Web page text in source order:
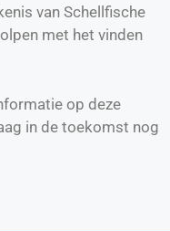
van Schellfische
met het vinden
op deze
in de toekomst nog